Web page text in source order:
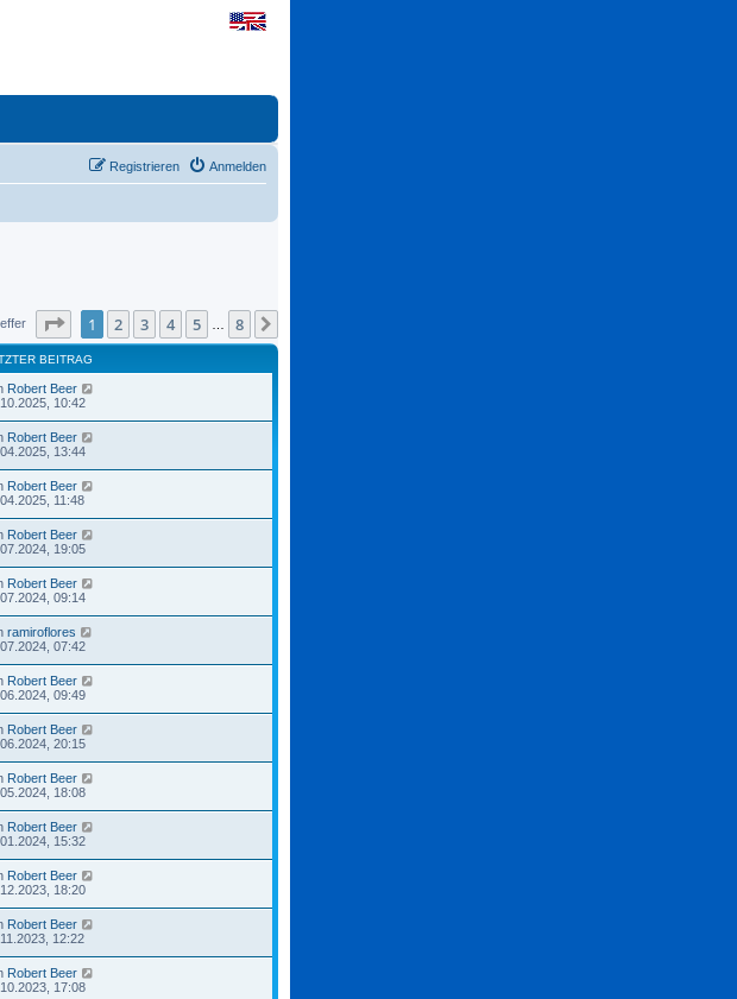
Anmelden
Registrieren
Seite von8
1 2 3 4 5 8
BEITRAG
Robert Beer
10:42
Robert Beer
13:44
Robert Beer
11:48
Robert Beer
19:05
Robert Beer
09:14
ramiroflores
07:42
Robert Beer
09:49
Robert Beer
20:15
Robert Beer
18:08
Robert Beer
15:32
Robert Beer
18:20
Robert Beer
12:22
Robert Beer
17:08